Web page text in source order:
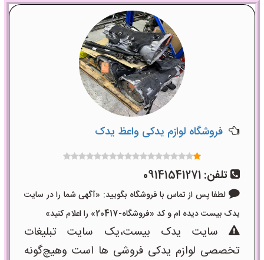
فروشگاه لوازم یدکی واعظ یدک
تلفن: 09141541271
لطفا پس از تماس با فروشگاه بگویید: «آگهی شما را در سایت
یدک بیست دیده ام و کد «فروشگاه-20417» را اعلام کنید»
سایت یدک بیست،یک سایت تبلیغات
تخصصی لوازم یدکی فروشی ها است وهیچ‌گونه